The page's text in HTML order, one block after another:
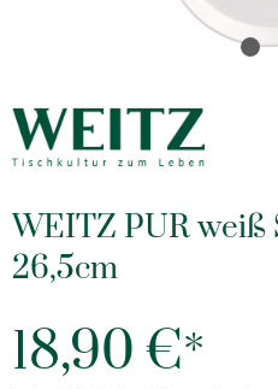
WEITZ PUR weiß
26,5cm
18,90 €*